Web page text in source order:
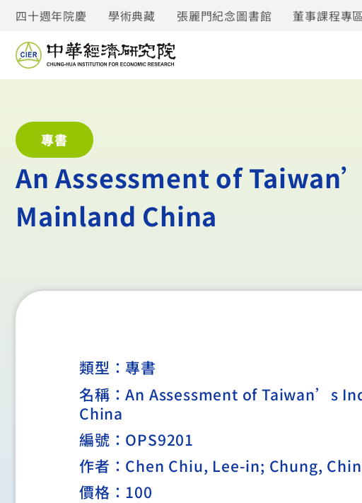
四十週年院慶 學術典藏 張麗門紀念圖書館 董事課程專區
專書
An Assessment of
Mainland China
類型： 專書
名稱：An Assessment of Taiwan’s
China
編號：OPS9201
作者：Chen Chiu, Lee-in; Chung, Chin
價格：100